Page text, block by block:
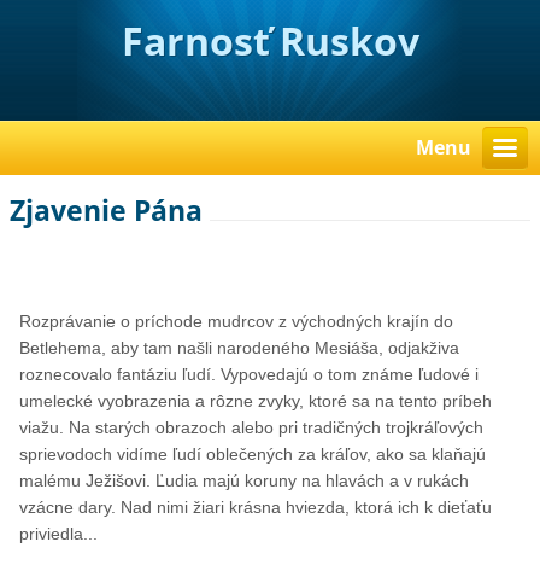
Farnosť Ruskov
Menu
Zjavenie Pána
Rozprávanie o príchode mudrcov z východných krajín do
Betlehema, aby tam našli narodeného Mesiáša, odjakživa
roznecovalo fantáziu ľudí. Vypovedajú o tom známe ľudové i
umelecké vyobrazenia a rôzne zvyky, ktoré sa na tento príbeh
viažu. Na starých obrazoch alebo pri tradičných trojkráľových
sprievodoch vidíme ľudí oblečených za kráľov, ako sa klaňajú
malému Ježišovi. Ľudia majú koruny na hlavách a v rukách
vzácne dary. Nad nimi žiari krásna hviezda, ktorá ich k dieťaťu
priviedla...